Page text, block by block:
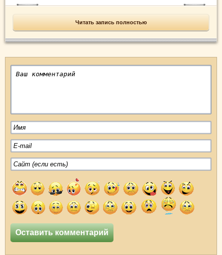
Читать запись полностью